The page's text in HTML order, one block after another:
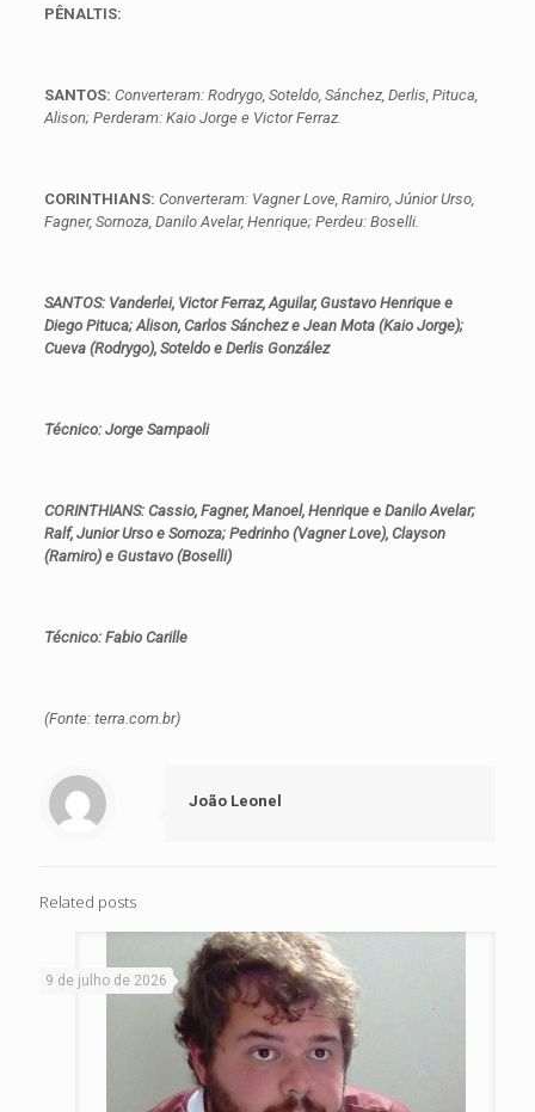
PÊNALTIS:
SANTOS: Converteram: Rodrygo, Soteldo, Sánchez, Derlis, Pituca,
Alison; Perderam: Kaio Jorge e Victor Ferraz.
CORINTHIANS: Converteram: Vagner Love, Ramiro, Júnior Urso,
Fagner, Sornoza, Danilo Avelar, Henrique; Perdeu: Boselli.
SANTOS: Vanderlei, Victor Ferraz, Aguilar, Gustavo Henrique e
Diego Pituca; Alison, Carlos Sánchez e Jean Mota (Kaio Jorge);
Cueva (Rodrygo), Soteldo e Derlis González
Técnico: Jorge Sampaoli
CORINTHIANS: Cassio, Fagner, Manoel, Henrique e Danilo Avelar;
Ralf, Junior Urso e Sornoza; Pedrinho (Vagner Love), Clayson
(Ramiro) e Gustavo (Boselli)
Técnico: Fabio Carille
(Fonte: terra.com.br)
João Leonel
Related posts
9 de julho de 2026